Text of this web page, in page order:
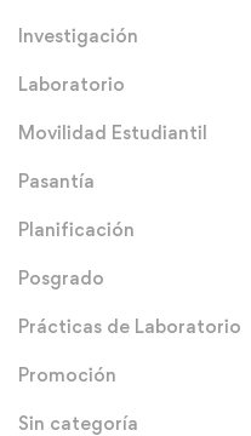
Investigación
Laboratorio
Movilidad Estudiantil
Pasantía
Planificación
Posgrado
Prácticas de Laboratorio
Promoción
Sin categoría